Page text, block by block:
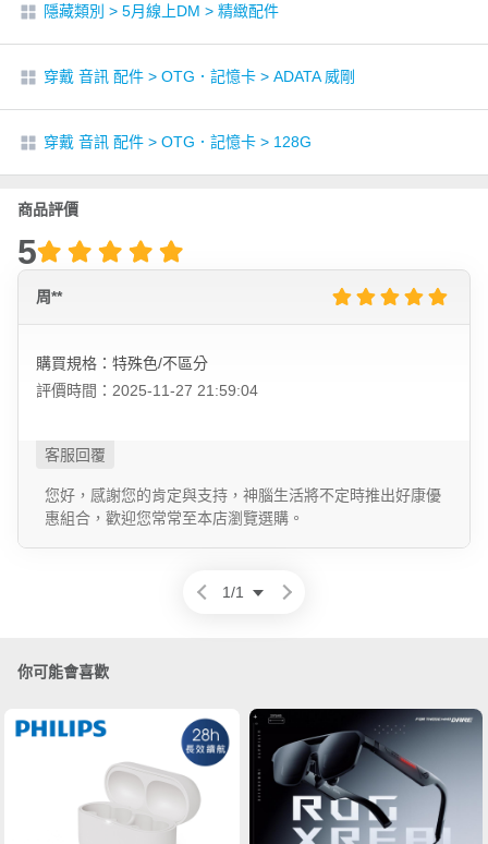
隱藏類別 > 5月線上DM > 精緻配件
穿戴 音訊 配件 > OTG．記憶卡 > ADATA 威剛
穿戴 音訊 配件 > OTG．記憶卡 > 128G
商品評價
5
周**
購買規格：特殊色/不區分
評價時間：2025-11-27 21:59:04
您好，感謝您的肯定與支持，神腦生活將不定時推出好康優
惠組合，歡迎您常常至本店瀏覽選購。
1/1
你可能會喜歡